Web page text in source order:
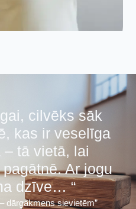
cilvēks sāk
kas ir veselīga
tā vietā, lai
Ar jogu
dzīve… “
dārgakmens sievietēm”